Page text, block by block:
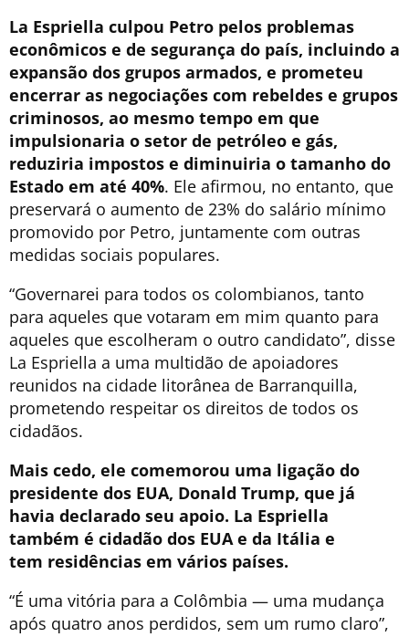
La Espriella culpou Petro pelos problemas
econômicos e de segurança do país, incluindo a
expansão dos grupos armados, e prometeu
encerrar as negociações com rebeldes e grupos
criminosos, ao mesmo tempo em que
impulsionaria o setor de petróleo e gás,
reduziria impostos e diminuiria o tamanho do
Estado em até 40%. Ele afirmou, no entanto, que
preservará o aumento de 23% do salário mínimo
promovido por Petro, juntamente com outras
medidas sociais populares.
“Governarei para todos os colombianos, tanto
para aqueles que votaram em mim quanto para
aqueles que escolheram o outro candidato”, disse
La Espriella a uma multidão de apoiadores
reunidos na cidade litorânea de Barranquilla,
prometendo respeitar os direitos de todos os
cidadãos.
Mais cedo, ele comemorou uma ligação do
presidente dos EUA, Donald Trump, que já
havia declarado seu apoio. La Espriella
também é cidadão dos EUA e da Itália e
tem residências em vários países.
“É uma vitória para a Colômbia — uma mudança
após quatro anos perdidos, sem um rumo claro”,